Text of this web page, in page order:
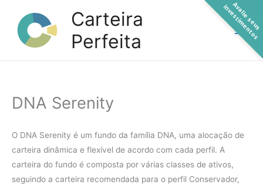
conteúdo
Carteira
Perfeita
DNA Serenity
O DNA Serenity é um fundo da família DNA, uma alocação de
carteira dinâmica e flexível de acordo com cada perfil. A
carteira do fundo é composta por várias classes de ativos,
seguindo a carteira recomendada para o perfil Conservador,
A
v
a
l
i
e
s
e
u
s
i
n
v
e
s
t
i
m
e
n
t
o
s